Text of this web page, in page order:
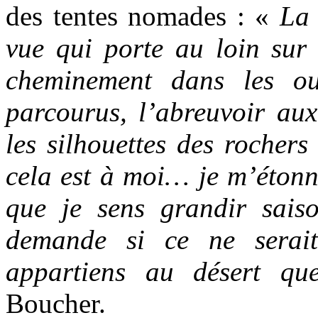
des tentes nomades : « La
vue qui porte au loin sur
cheminement dans les
parcourus, l’abreuvoir
les silhouettes des
cela est à moi… je
que je sens grandir
demande si ce ne
appartiens au désert
Boucher.